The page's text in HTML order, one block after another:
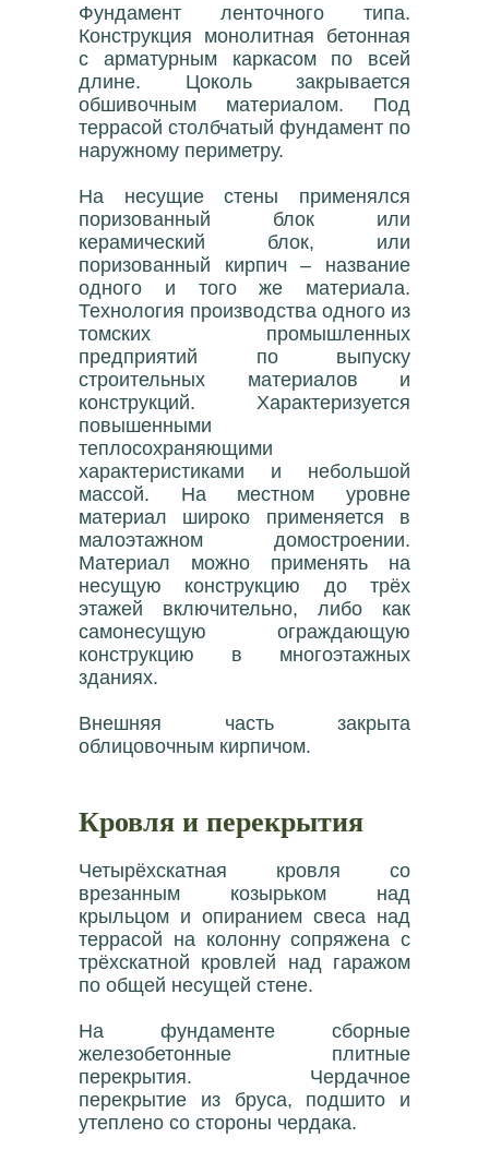
Фундамент ленточного типа.
Конструкция монолитная бетонная
с арматурным каркасом по всей
длине. Цоколь закрывается
обшивочным материалом. Под
террасой столбчатый фундамент по
наружному периметру.
На несущие стены применялся
поризованный блок или
керамический блок, или
поризованный кирпич – название
одного и того же материала.
Технология производства одного из
томских промышленных
предприятий по выпуску
строительных материалов и
конструкций. Характеризуется
повышенными
теплосохраняющими
характеристиками и небольшой
массой. На местном уровне
материал широко применяется в
малоэтажном домостроении.
Материал можно применять на
несущую конструкцию до трёх
этажей включительно, либо как
самонесущую ограждающую
конструкцию в многоэтажных
зданиях.
Внешняя часть закрыта
облицовочным кирпичом.
Кровля и перекрытия
Четырёхскатная кровля со
врезанным козырьком над
крыльцом и опиранием свеса над
террасой на колонну сопряжена с
трёхскатной кровлей над гаражом
по общей несущей стене.
На фундаменте сборные
железобетонные плитные
перекрытия. Чердачное
перекрытие из бруса, подшито и
утеплено со стороны чердака.